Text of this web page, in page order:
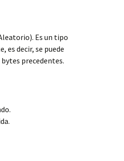
Es un tipo
es decir, se puede
precedentes.